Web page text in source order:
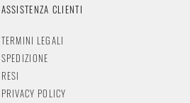
ASSISTENZA CLIENTI
TERMINI LEGALI
SPEDIZIONE
RESI
PRIVACY POLICY